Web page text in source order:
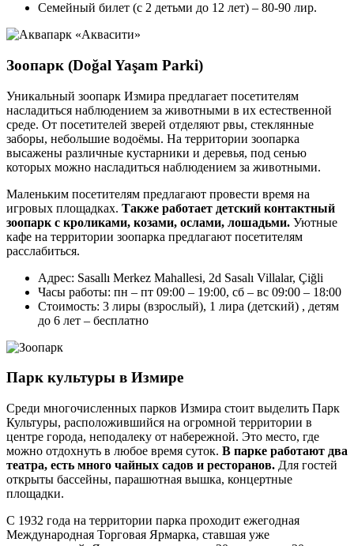
Семейный билет (с 2 детьми до 12 лет) – 80-90 лир.
Зоопарк (Doğal Yaşam Parki)
Уникальный зоопарк Измира предлагает посетителям
насладиться наблюдением за животными в их естественной
среде. От посетителей зверей отделяют рвы, стеклянные
заборы, небольшие водоёмы. На территории зоопарка
высажены различные кустарники и деревья, под сенью
которых можно насладиться наблюдением за животными.
Маленьким посетителям предлагают провести время на
игровых площадках. Также работает детский контактный
зоопарк с кроликами, козами, ослами, лошадьми. Уютные
кафе на территории зоопарка предлагают посетителям
расслабиться.
Адрес: Sasallı Merkez Mahallesi, 2d Sasalı Villalar, Çiğli
Часы работы: пн – пт 09:00 – 19:00, сб – вс 09:00 – 18:00
Стоимость: 3 лиры (взрослый), 1 лира (детский) , детям
до 6 лет – бесплатно
Парк культуры в Измире
Среди многочисленных парков Измира стоит выделить Парк
Культуры, расположившийся на огромной территории в
центре города, неподалеку от набережной. Это место, где
можно отдохнуть в любое время суток. В парке работают два
театра, есть много чайных садов и ресторанов. Для гостей
открыты бассейны, парашютная вышка, концертные
площадки.
С 1932 года на территории парка проходит ежегодная
Международная Торговая Ярмарка, ставшая уже